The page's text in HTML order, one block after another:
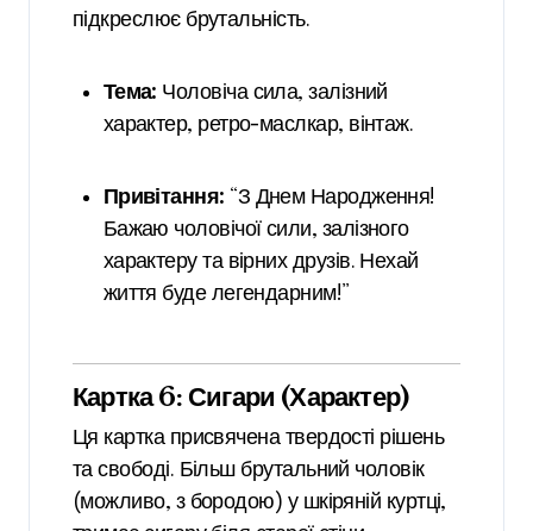
підкреслює брутальність.
Тема: Чоловіча сила, залізний
характер, ретро-маслкар, вінтаж.
Привітання: “З Днем Народження!
Бажаю чоловічої сили, залізного
характеру та вірних друзів. Нехай
життя буде легендарним!”
Картка 6: Сигари (Характер)
Ця картка присвячена твердості рішень
та свободі. Більш брутальний чоловік
(можливо, з бородою) у шкіряній куртці,